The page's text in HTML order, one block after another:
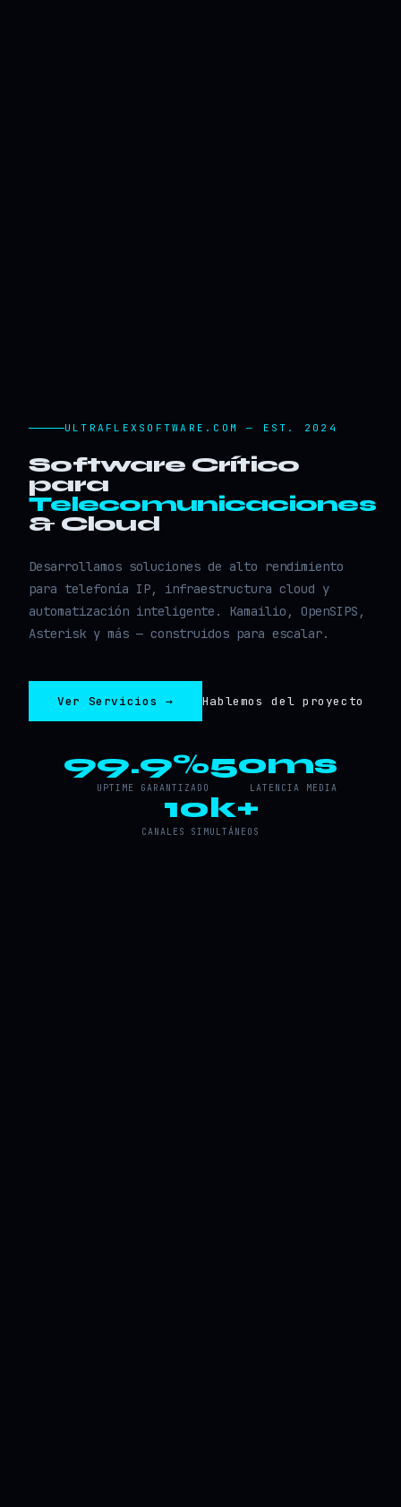
ULTRAFLEXSOFTWARE.COM — EST. 2024
Software Crítico
para
Telecomunicaciones
& Cloud
Desarrollamos soluciones de alto rendimiento
para telefonía IP, infraestructura cloud y
automatización inteligente. Kamailio, OpenSIPS,
Asterisk y más — construidos para escalar.
Ver Servicios → Hablemos del proyecto
99.9%
UPTIME GARANTIZADO
50ms
LATENCIA MEDIA
10k+
CANALES SIMULTÁNEOS